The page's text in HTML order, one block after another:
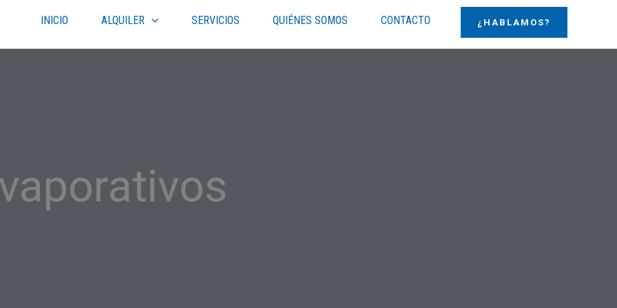
INICIO ALQUILER SERVICIOS QUIÉNES SOMOS CONTACTO ¿HABLAMOS?